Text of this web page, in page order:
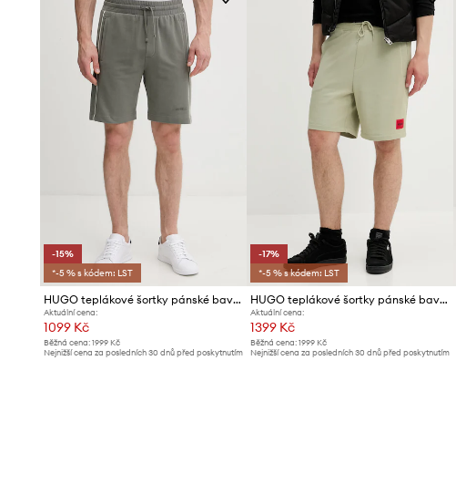
-15%
*-5 % s kódem: LST
HUGO teplákové šortky pánské bavlněné s elastanem PALO SHORTS
Aktuální cena:
1099 Kč
Běžná cena: 1999 Kč
Nejnižší cena za posledních 30 dnů před poskytnutím
-17%
*-5 % s kódem: LST
HUGO teplákové šortky pánské bavlněné Diz222
Aktuální cena:
1399 Kč
Běžná cena:1999 Kč
Nejnižší cena za posledních 30 dnů před poskytnutím